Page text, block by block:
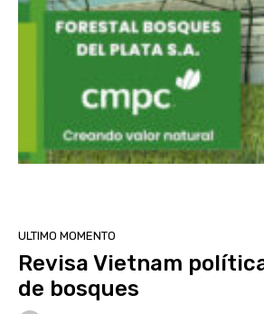
ULTIMO MOMENTO
Revisa Vietnam
de bosques